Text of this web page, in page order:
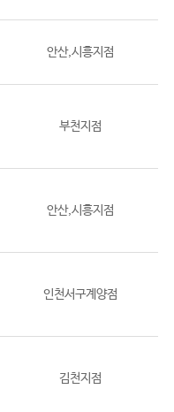
안산,시흥지점
부천지점
안산,시흥지점
인천서구계양점
김천지점